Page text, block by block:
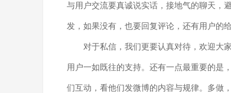
与用户交流要真诚说实话，接地气的聊天，
发，如果没有，也要回复评论，还有用户的
对于私信，我们更要认真对待，欢迎大
用户一如既往的支持。还有一点最重要的是
们互动，看他们发微博的内容与规律。多做